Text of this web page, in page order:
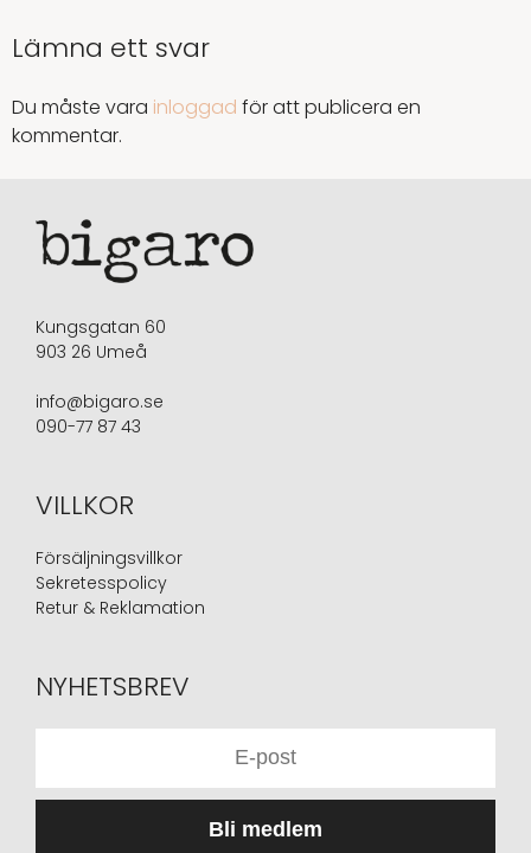
Lämna ett svar
Du måste vara inloggad för att publicera en
kommentar.
Kungsgatan 60
903 26 Umeå
info@bigaro.se
090-77 87 43
VILLKOR
Försäljningsvillkor
Sekretesspolicy
Retur & Reklamation
NYHETSBREV
Bli medlem